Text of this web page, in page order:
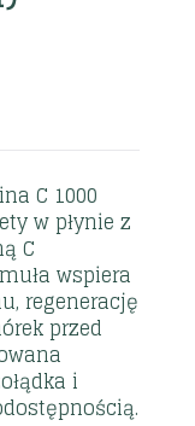
C 1000
w płynie z
C
wspiera
regenerację
przed
i